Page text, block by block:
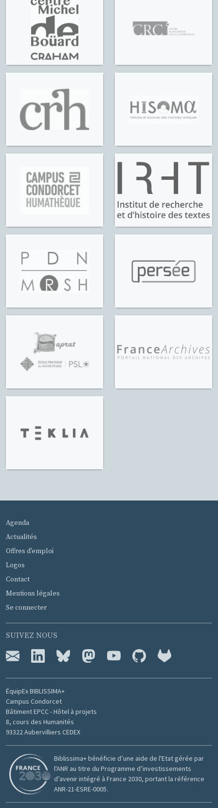
MENU PIED DE PAGE
Agenda
Actualités
Offres d'emploi
Logos
Contact
Mentions légales
Se connecter
SUIVEZ NOUS
ÉquipEx BIBLISSIMA+
Campus Condorcet
Bâtiment EPCC - Hôtel à projets
8, cours des Humanités
93322 Aubervilliers CEDEX
Biblissima+ bénéficie d’une aide de l'Etat gérée par
l'ANR au titre du Programme d’investissements
d’avenir intégré à France 2030, portant la référence
ANR-21-ESRE-0005.